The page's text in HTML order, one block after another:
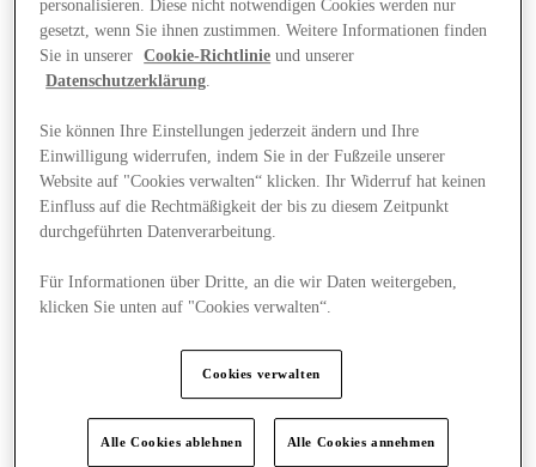
personalisieren. Diese nicht notwendigen Cookies werden nur
gesetzt, wenn Sie ihnen zustimmen. Weitere Informationen finden
Sie in unserer
Cookie-Richtlinie und unserer
Datenschutzerklärung
Sie können Ihre Einstellungen jederzeit ändern und Ihre
Einwilligung widerrufen, indem Sie in der Fußzeile unserer
Website auf "Cookies verwalten“ klicken. Ihr Widerruf hat keinen
Einfluss auf die Rechtmäßigkeit der bis zu diesem Zeitpunkt
durchgeführten Datenverarbeitung.
Für Informationen über Dritte, an die wir Daten weitergeben,
klicken Sie unten auf "Cookies verwalten“.
Cookies verwalten
Alle Cookies ablehnen Alle Cookies annehmen